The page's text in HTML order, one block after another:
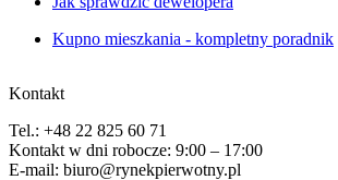
Kupno mieszkania - kompletny poradnik
Kontakt
Tel.: +48 22 825 60 71
Kontakt w dni robocze: 9:00 – 17:00
E-mail: biuro@rynekpierwotny.pl